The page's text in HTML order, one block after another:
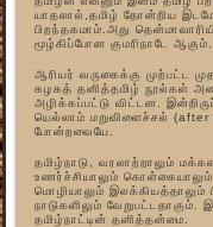
யாதலால்,தமிழ் தோன்றிய
பிறந்தகமாம்.அது
மூழ்கிப்போன குமரிநாடே ஆகும்.
ஆரியர் வருகைக்கு முற்பட்ட
கழகத் தனித்தமிழ் நூல்கள்
அழிக்கப்பட்டு விட்டன.
யெல்லாம் மறுவிளைச்சல் (after
போன்றவையே.
தமிழ்நாடு, வரலாற்றாலும்
உணர்ச்சியாலும் கொள்கையாலும்
மொழியாலும் இலக்கியத்தாலும்
நாடுகளிலும் வேறுபட்டதாகும்.
தமிழ்நாட்டின் தனித்தன்மை.